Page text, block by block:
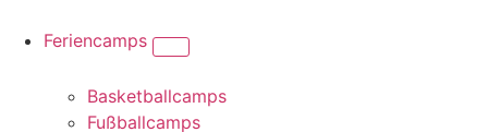
Feriencamps
Basketballcamps
Fußballcamps